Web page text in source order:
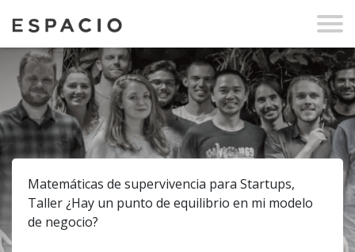
Matemáticas de supervivencia para Startups,
Taller ¿Hay un punto de equilibrio en mi modelo
de negocio?